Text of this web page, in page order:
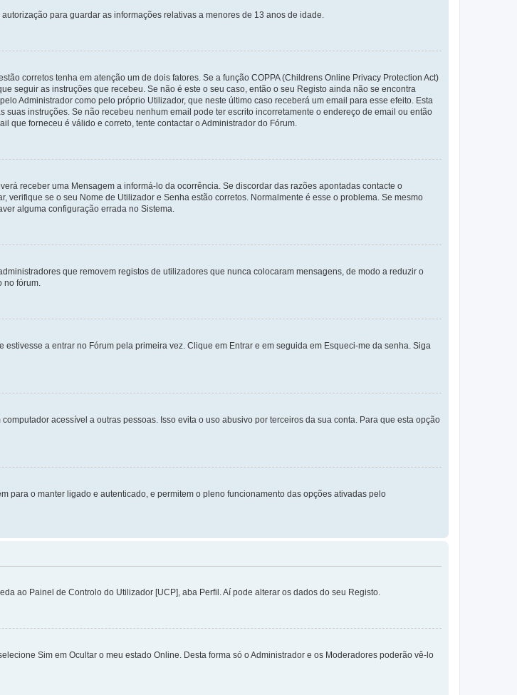
para guardar as informações relativas a menores de 13 anos de idade.
corretos tenha em atenção um de dois fatores. Se a função COPPA (Childrens Online Privacy Protection Act)
seguir as instruções que recebeu. Se não é este o seu caso, então o seu Registo ainda não se encontra
Administrador como pelo próprio Utilizador, que neste último caso receberá um email para esse efeito. Esta
instruções. Se não recebeu nenhum email pode ter escrito incorretamente o endereço de email ou então
que forneceu é válido e correto, tente contactar o Administrador do Fórum.
receber uma Mensagem a informá-lo da ocorrência. Se discordar das razões apontadas contacte o
se o seu Nome de Utilizador e Senha estão corretos. Normalmente é esse o problema. Se mesmo
alguma configuração errada no Sistema.
que removem registos de utilizadores que nunca colocaram mensagens, de modo a reduzir o
fórum.
a entrar no Fórum pela primeira vez. Clique em Entrar e em seguida em Esqueci-me da senha. Siga
acessível a outras pessoas. Isso evita o uso abusivo por terceiros da sua conta. Para que esta opção
para o manter ligado e autenticado, e permitem o pleno funcionamento das opções ativadas pelo
ao Painel de Controlo do Utilizador [UCP], aba Perfil. Aí pode alterar os dados do seu Registo.
Sim em Ocultar o meu estado Online. Desta forma só o Administrador e os Moderadores poderão vê-lo